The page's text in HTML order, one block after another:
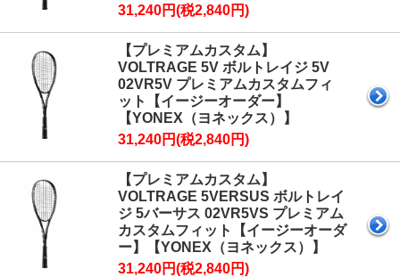
31,240円(税2,840円)
【プレミアムカスタム】
VOLTRAGE 5V ボルトレイジ 5V
02VR5V プレミアムカスタムフィ
ット【イージーオーダー】
【YONEX（ヨネックス）】
31,240円(税2,840円)
【プレミアムカスタム】
VOLTRAGE 5VERSUS ボルトレイ
ジ 5バーサス 02VR5VS プレミアム
カスタムフィット【イージーオーダ
ー】【YONEX（ヨネックス）】
31,240円(税2,840円)